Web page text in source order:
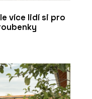
více lidí si pro